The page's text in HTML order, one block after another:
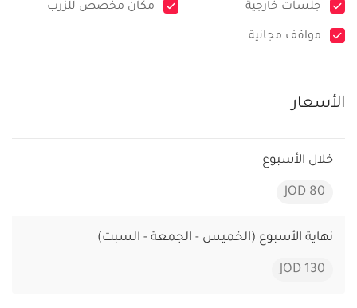
جلسات خارجية مكان مخصص للزرب
مواقف مجانية
الأسعار
خلال الأسبوع
80 JOD
نهاية الأسبوع (الخميس - الجمعة - السبت)
130 JOD